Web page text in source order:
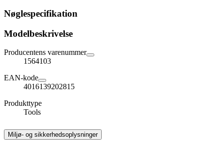
Nøglespecifikation
Modelbeskrivelse
Producentens varenummer
1564103
EAN-kode
4016139202815
Produkttype
Tools
Miljø- og sikkerhedsoplysninger